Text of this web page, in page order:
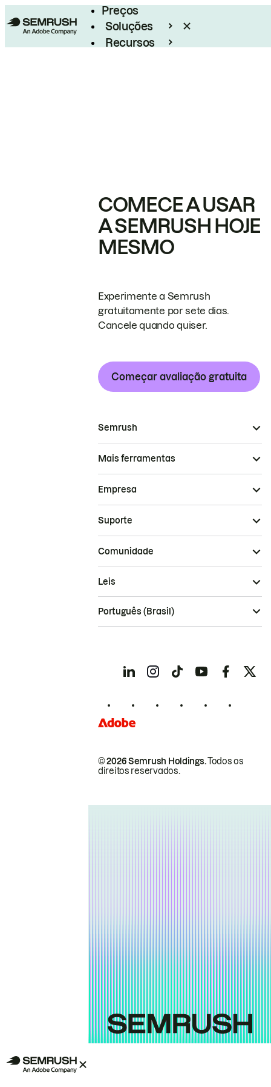
Preços
Soluções
Recursos
COMECE A USAR
A SEMRUSH HOJE
MESMO
Experimente a Semrush
gratuitamente por sete dias.
Cancele quando quiser.
Começar avaliação gratuita
Semrush
Mais ferramentas
Empresa
Suporte
Comunidade
© 2026 Semrush Holdings.Todos os
direitos reservados.
Leis
Português (Brasil)